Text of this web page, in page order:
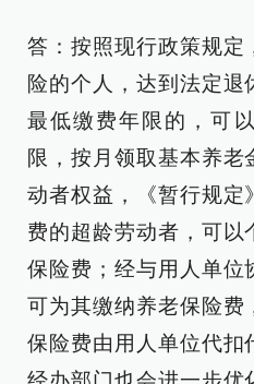
答：按照现行政策规定
险的个人，达到法定退
最低缴费年限的，可
限，按月领取基本养老
动者权益，《暂行规定
费的超龄劳动者，可以
保险费；经与用人单位
可为其缴纳养老保险费
保险费由用人单位代扣